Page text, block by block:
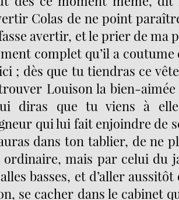
Colas de ne point
avertir, et le prier de ma
complet qu’il a
; dès que tu tiendras ce
Louison la bien-
diras que tu viens à
qui lui fait enjoindre de
dans ton tablier, de ne
ordinaire, mais par celui du
basses, et d’aller aussitôt
se cacher dans le cabinet